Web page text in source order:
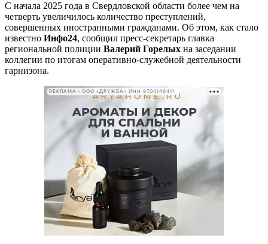
С начала 2025 года в Свердловской области более чем на
четверть увеличилось количество преступлений,
совершенных иностранными гражданами. Об этом, как стало
известно Инфо24, сообщил пресс-секретарь главка
региональной полиции Валерий Горелых на заседании
коллегии по итогам оперативно-служебной деятельности
гарнизона.
РЕКЛАМА • ООО «ДРУЖБА» ИНН 9704146411